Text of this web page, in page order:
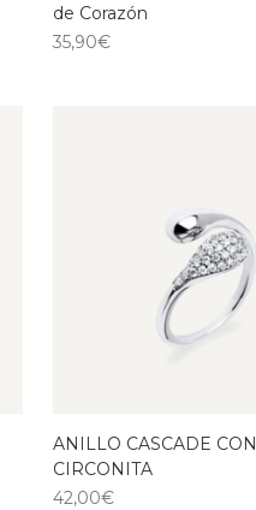
de Corazón
35,90€
ANILLO CASCADE CON
CIRCONITA
42,00€